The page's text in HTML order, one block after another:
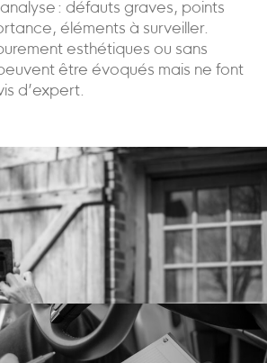
: défauts graves, points
éléments à surveiller.
esthétiques ou sans
être évoqués mais ne font
d’expert.